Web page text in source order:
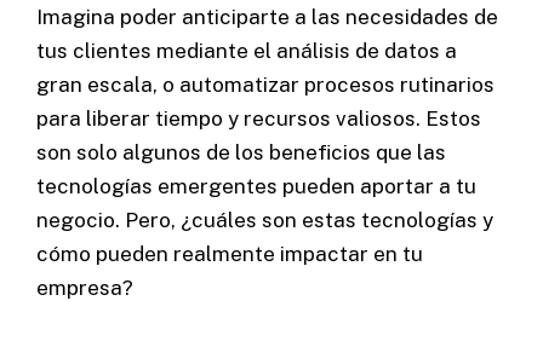
Imagina poder anticiparte a las necesidades de
tus clientes mediante el análisis de datos a
gran escala, o automatizar procesos rutinarios
para liberar tiempo y recursos valiosos. Estos
son solo algunos de los beneficios que las
tecnologías emergentes pueden aportar a tu
negocio. Pero, ¿cuáles son estas tecnologías y
cómo pueden realmente impactar en tu
empresa?